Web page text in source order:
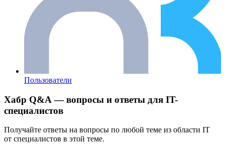
Пользователи
Хабр Q&A — вопросы и ответы для IT-
специалистов
Получайте ответы на вопросы по любой теме из области IT
от специалистов в этой теме.